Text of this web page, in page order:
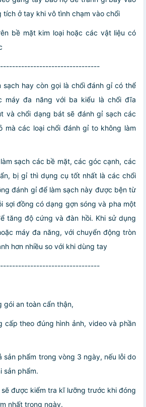
tích ở tay khi vô tình chạm vào chổi
bề mặt kim loại hoặc các vật liệu có
sạch hay còn gọi là chổi đánh gỉ có thể
máy đa năng với ba kiểu là chổi đĩa
và chổi dạng bát sẽ đánh gỉ sạch các
mà các loại chổi đánh gỉ to không làm
sạch các bề mặt, các góc cạnh, các
bị gỉ thì dụng cụ tốt nhất là các chổi
đánh gỉ để làm sạch này được bện từ
sợi đồng có dạng gợn sóng và pha một
tăng độ cứng và đàn hồi. Khi sử dụng
máy đa năng, với chuyển động tròn
hơn nhiều so với khi dùng tay
gói an toàn cẩn thận,
cấp theo đúng hình ảnh, video và phần
sản phẩm trong vòng 3 ngày, nếu lỗi do
sản phẩm.
được kiểm tra kĩ lưỡng trước khi đóng
nhất trong ngày.